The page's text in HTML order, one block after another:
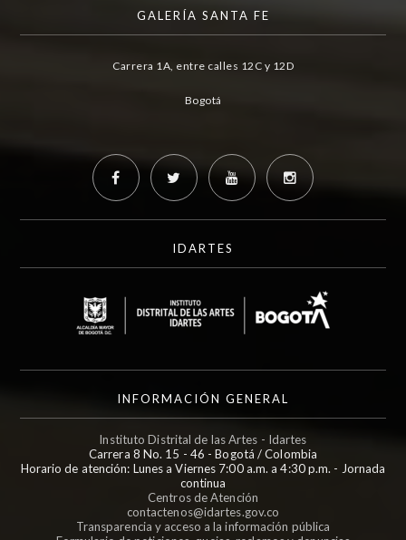
GALERÍA SANTA FE
Carrera 1A, entre calles 12C y 12D
Bogotá
IDARTES
INFORMACIÓN GENERAL
Instituto Distrital de las Artes - Idartes
Carrera 8 No. 15 - 46 - Bogotá / Colombia
Horario de atención: Lunes a Viernes 7:00 a.m. a 4:30 p.m. - Jornada
continua
Centros de Atención
contactenos@idartes.gov.co
Transparencia y acceso a la información pública